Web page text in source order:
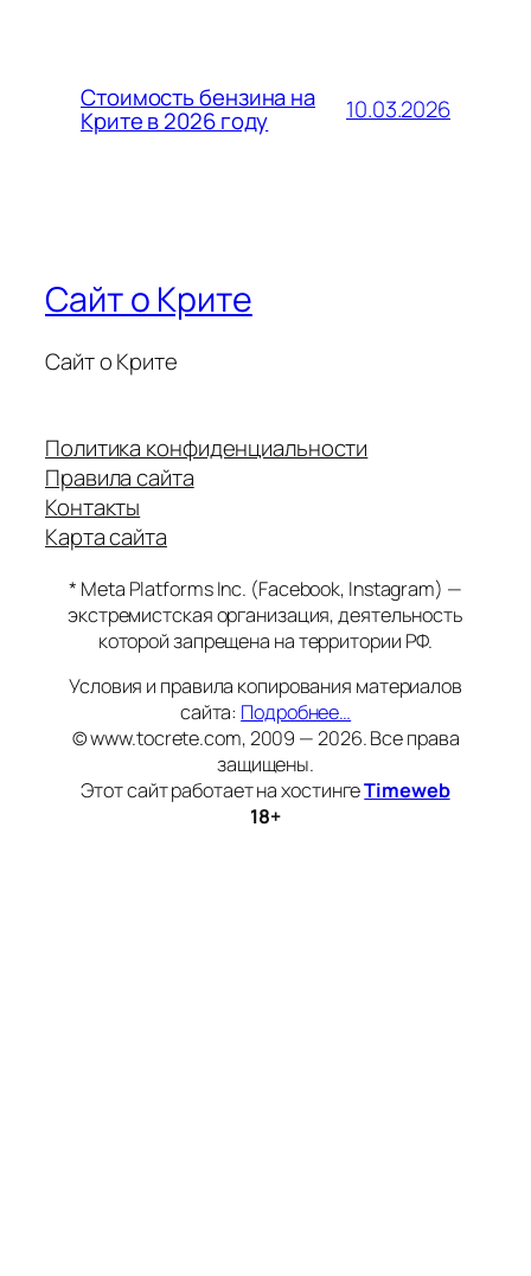
Стоимость бензина на
Крите в 2026 году 10.03.2026
Сайт о Крите
Сайт о Крите
Политика конфиденциальности
Правила сайта
Контакты
Карта сайта
* Meta Platforms Inc. (Facebook, Instagram) —
экстремистская организация, деятельность
которой запрещена на территории РФ.
Условия и правила копирования материалов
сайта: Подробнее…
© www.tocrete.com, 2009 — 2026. Все права
защищены.
Этот сайт работает на хостингеTimeweb
18+